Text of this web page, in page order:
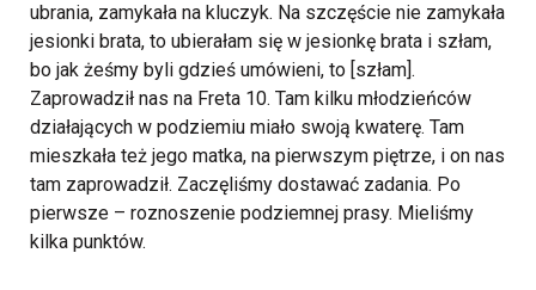
ubrania, zamykała na kluczyk. Na szczęście nie zamykała
jesionki brata, to ubierałam się w jesionkę brata i szłam,
bo jak żeśmy byli gdzieś umówieni, to [szłam].
Zaprowadził nas na Freta 10. Tam kilku młodzieńców
działających w podziemiu miało swoją kwaterę. Tam
mieszkała też jego matka, na pierwszym piętrze, i on nas
tam zaprowadził. Zaczęliśmy dostawać zadania. Po
pierwsze – roznoszenie podziemnej prasy. Mieliśmy
kilka punktów.